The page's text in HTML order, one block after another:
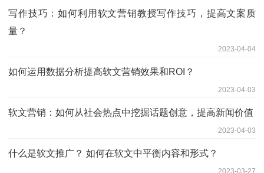
写作技巧：如何利用软文营销教授写作技巧，提高文案质
量？
2023-04-04
如何运用数据分析提高软文营销效果和ROI？
2023-04-03
软文营销：如何从社会热点中挖掘话题创意，提高新闻价值
2023-04-03
什么是软文推广？ 如何在软文中平衡内容和形式？
2023-03-27